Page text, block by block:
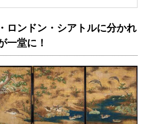
ロンドン・シアトルに分かれ
一堂に！